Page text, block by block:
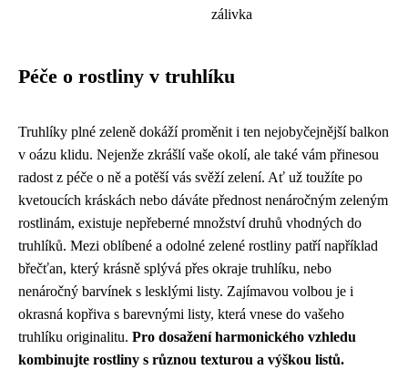
zálivka
Péče o rostliny v truhlíku
Truhlíky plné zeleně dokáží proměnit i ten nejobyčejnější balkon
v oázu klidu. Nejenže zkrášlí vaše okolí, ale také vám přinesou
radost z péče o ně a potěší vás svěží zelení. Ať už toužíte po
kvetoucích kráskách nebo dáváte přednost nenáročným zeleným
rostlinám, existuje nepřeberné množství druhů vhodných do
truhlíků. Mezi oblíbené a odolné zelené rostliny patří například
břečťan, který krásně splývá přes okraje truhlíku, nebo
nenáročný barvínek s lesklými listy. Zajímavou volbou je i
okrasná kopřiva s barevnými listy, která vnese do vašeho
truhlíku originalitu. Pro dosažení harmonického vzhledu
kombinujte rostliny s různou texturou a výškou listů.